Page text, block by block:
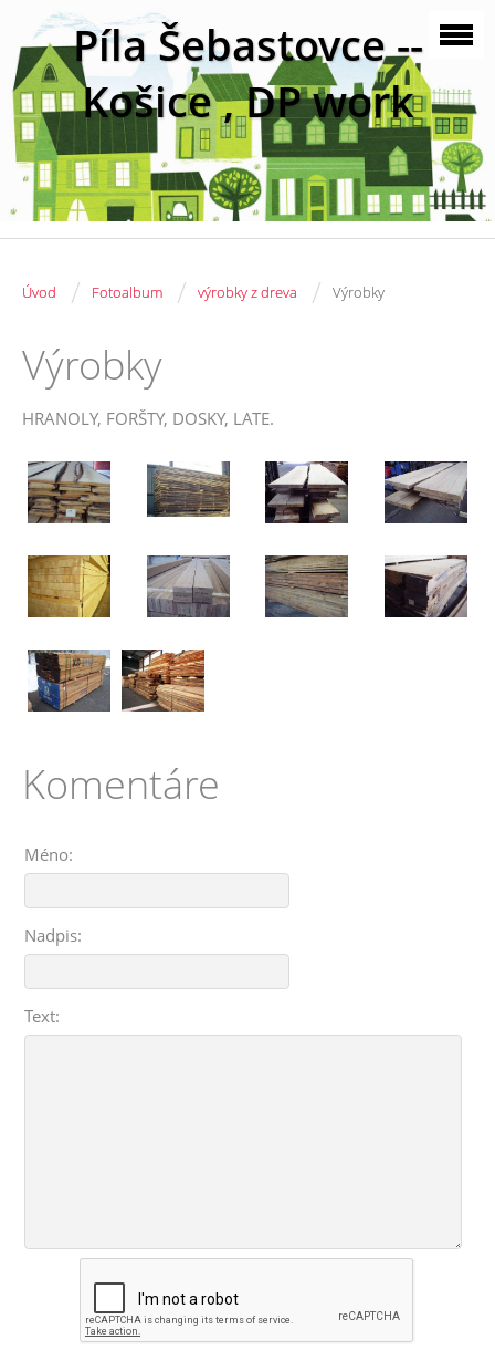
Píla Šebastovce --
Košice , DP work
Úvod / Fotoalbum / výrobky z dreva / Výrobky
Výrobky
HRANOLY, FORŠTY, DOSKY, LATE.
Komentáre
Méno:
Nadpis:
Text: